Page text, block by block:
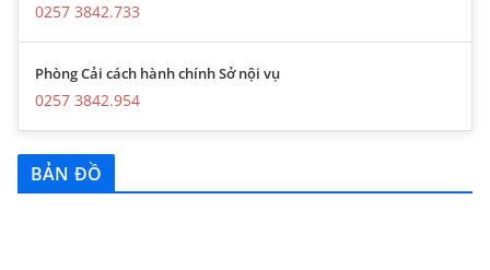
0257 3842.733
Phòng Cải cách hành chính Sở nội vụ
0257 3842.954
BẢN ĐỒ